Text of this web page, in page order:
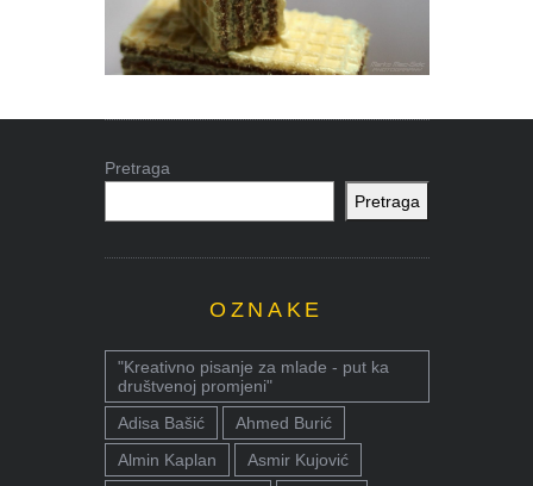
Pretraga
Pretraga
OZNAKE
"Kreativno pisanje za mlade - put ka
društvenoj promjeni"
Adisa Bašić
Ahmed Burić
Almin Kaplan
Asmir Kujović